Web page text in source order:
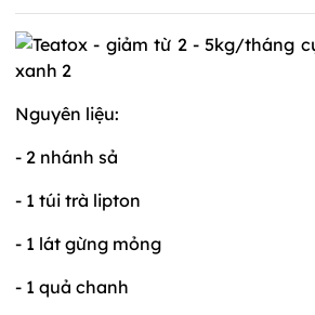
Nguyên liệu:
- 2 nhánh sả
- 1 túi trà lipton
- 1 lát gừng mỏng
- 1 quả chanh